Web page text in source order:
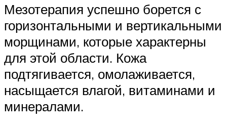
Мезотерапия успешно борется с
горизонтальными и вертикальными
морщинами, которые характерны
для этой области. Кожа
подтягивается, омолаживается,
насыщается влагой, витаминами и
минералами.